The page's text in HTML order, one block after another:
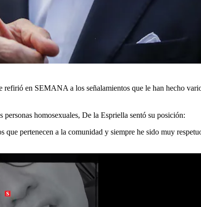
refirió en SEMANA a los señalamientos que le han hecho
personas homosexuales, De la Espriella sentó su posición:
que pertenecen a la comunidad y siempre he sido muy